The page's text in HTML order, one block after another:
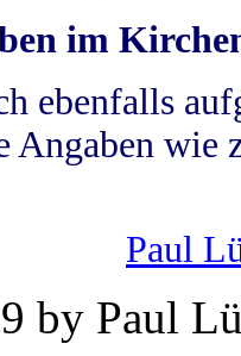
im
ebenfalls
Angaben wie
Paul
by Paul